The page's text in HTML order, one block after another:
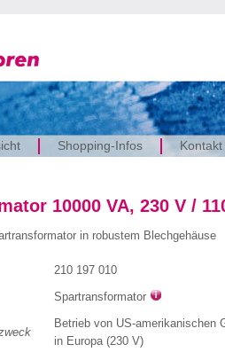
Shopping-Infos Kontakt
10000 VA, 230 V /
in robustem Blechgehäuse
210 197 010
Spartransformator
Betrieb von US-amerikanischen
in Europa (230 V)